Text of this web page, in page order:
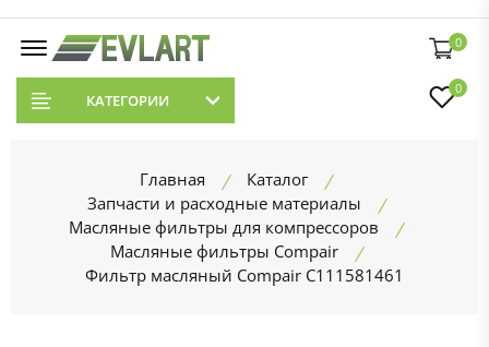
0
КАТЕГОРИИ
0
Главная
Каталог
Запчасти и расходные материалы
Масляные фильтры для компрессоров
Масляные фильтры Compair
Фильтр масляный Compair C111581461